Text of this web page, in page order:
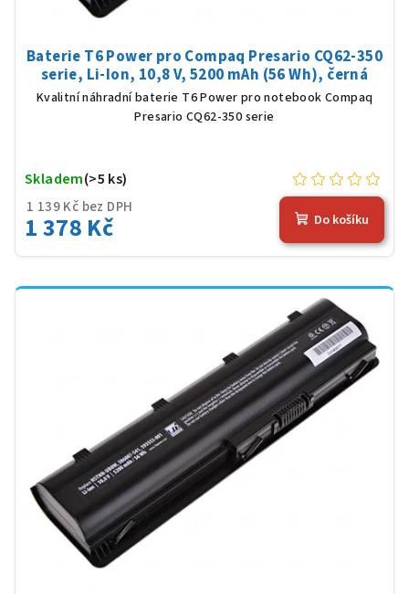
Baterie T6 Power pro Compaq Presario CQ62-350
serie, Li-Ion, 10,8 V, 5200 mAh (56 Wh), černá
Kvalitní náhradní baterie T6 Power pro notebook Compaq
Presario CQ62-350 serie
1 139 Kč bez DPH
1 378 Kč
Skladem(>5 ks)
Do košíku